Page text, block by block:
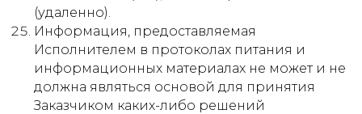
(удаленно).
Информация, предоставляемая
Исполнителем в протоколах питания и
информационных материалах не может и не
должна являться основой для принятия
Заказчиком каких-либо решений